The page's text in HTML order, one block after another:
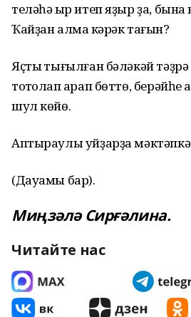
теләһә ҡыр итеп яҙыр ҙа,
Ҡайҙан алмаҡ кәрәк тағын?
Яҫтыҡ тығылған бәләкәй
тотҡолап ҡарап бөттө,
шул көйө.
Аптыраулы уйҙарҙа
(Дауамы бар).
Миңзәлә Сирғәлина.
Читайте нас